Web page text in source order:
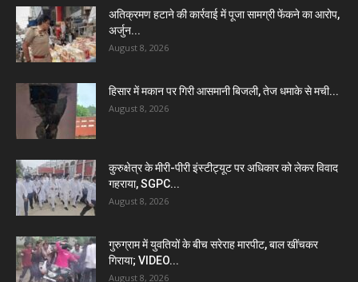
अतिक्रमण हटाने की कार्रवाई में पूजा सामग्री फेंकने का आरोप,
अर्जुन...
August 8, 2026
हिसार में मकान पर गिरी आसमानी बिजली, तेज धमाके से मची...
August 8, 2026
कुरुक्षेत्र के मीरी-पीरी इंस्टीट्यूट पर अधिकार को लेकर विवाद
गहराया, SGPC...
August 8, 2026
गुरुग्राम में युवतियों के बीच सरेराह मारपीट, बाल खींचकर
गिराया; VIDEO...
August 8, 2026